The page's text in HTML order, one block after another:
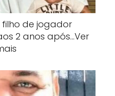
filho de jogador
2 anos após…Ver